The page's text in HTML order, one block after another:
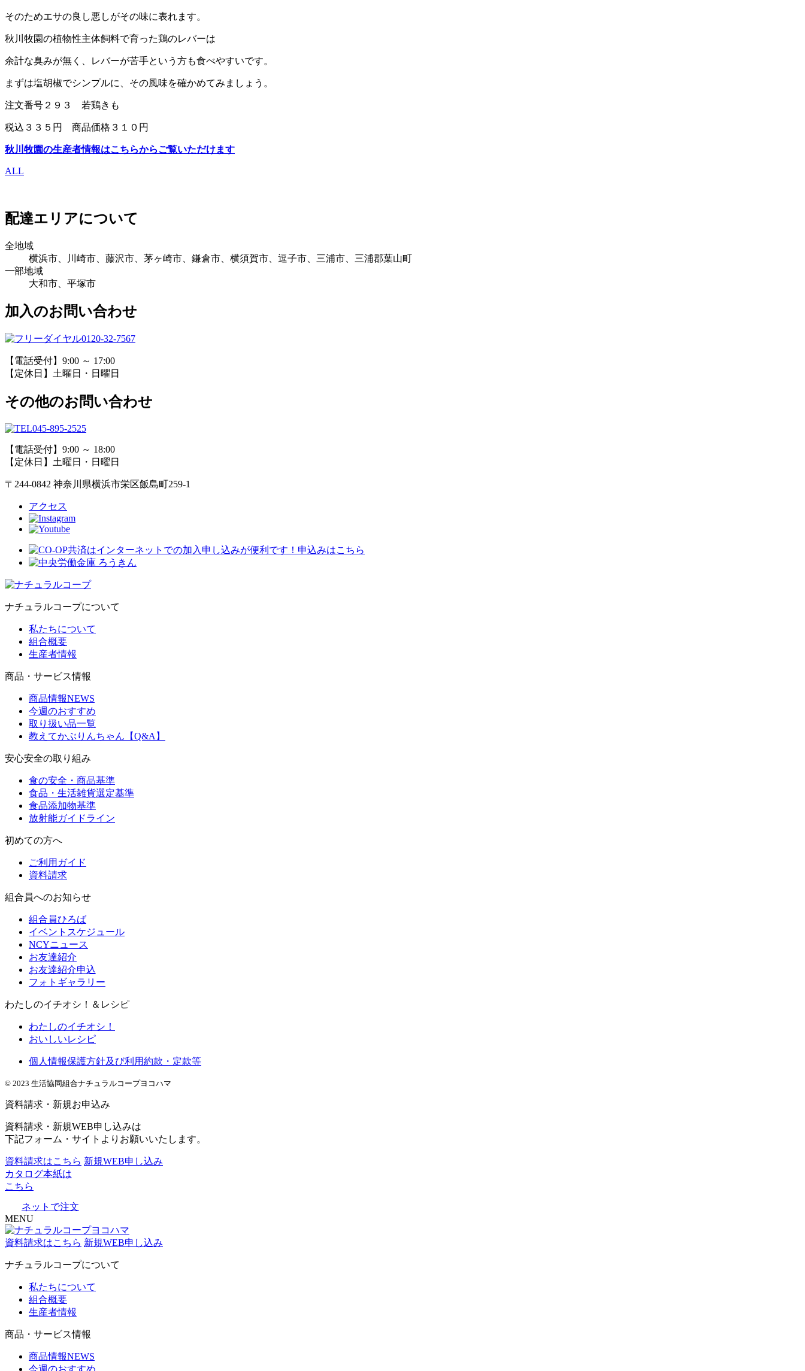
そのためエサの良し悪しがその味に表れます。
秋川牧園の植物性主体飼料で育った鶏のレバーは
余計な臭みが無く、レバーが苦手という方も食べやすいです。
まずは塩胡椒でシンプルに、その風味を確かめてみましょう。
注文番号２９３ 若鶏きも
税込３３５円 商品価格３１０円
秋川牧園の生産者情報はこちらからご覧いただけます
ALL
配達エリアについて
全地域
横浜市、川崎市、藤沢市、茅ヶ崎市、鎌倉市、横須賀市、逗子市、三浦市、三浦郡葉山町
一部地域
大和市、平塚市
加入のお問い合わせ
0120-32-7567
【電話受付】9:00 ～ 17:00
【定休日】土曜日・日曜日
その他のお問い合わせ
045-895-2525
【電話受付】9:00 ～ 18:00
【定休日】土曜日・日曜日
〒244-0842 神奈川県横浜市栄区飯島町259-1
アクセス
ナチュラルコープについて
私たちについて
組合概要
生産者情報
商品・サービス情報
商品情報NEWS
今週のおすすめ
取り扱い品一覧
教えてかぶりんちゃん【Q&A】
安心安全の取り組み
食の安全・商品基準
食品・生活雑貨選定基準
食品添加物基準
放射能ガイドライン
初めての方へ
ご利用ガイド
資料請求
組合員へのお知らせ
組合員ひろば
イベントスケジュール
NCYニュース
お友達紹介
お友達紹介申込
フォトギャラリー
わたしのイチオシ！＆レシピ
わたしのイチオシ！
おいしいレシピ
個人情報保護方針及び利用約款・定款等
© 2023 生活協同組合ナチュラルコープヨコハマ
資料請求・新規お申込み
資料請求・新規WEB申し込みは
下記フォーム・サイトよりお願いいたします。
資料請求はこちら 新規WEB申し込み
カタログ本紙は
こちら
ネットで注文
MENU
資料請求はこちら 新規WEB申し込み
ナチュラルコープについて
私たちについて
組合概要
生産者情報
商品・サービス情報
商品情報NEWS